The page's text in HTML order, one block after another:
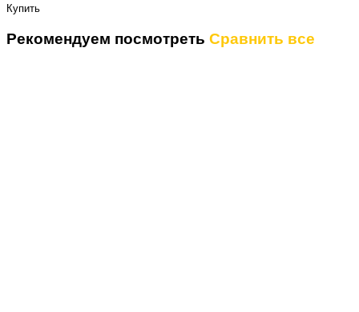
Купить
Рекомендуем посмотреть Сравнить все